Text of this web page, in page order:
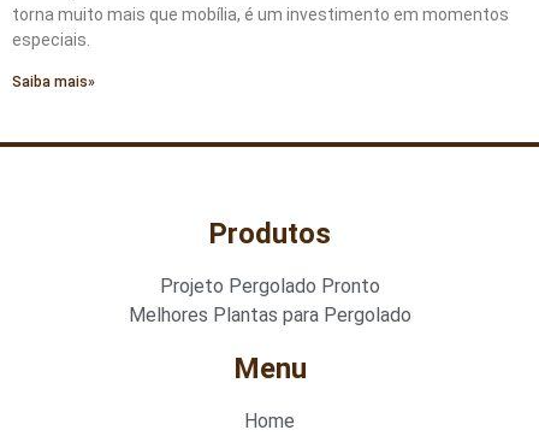
torna muito mais que mobília, é um investimento em momentos
especiais.
Saiba mais»
Produtos
Projeto Pergolado Pronto
Melhores Plantas para Pergolado
Menu
Home